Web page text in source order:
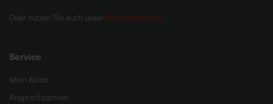
Oder nutzen Sie auch unser Onlineformular.
Service
Mein Konto
Ansprechpartner